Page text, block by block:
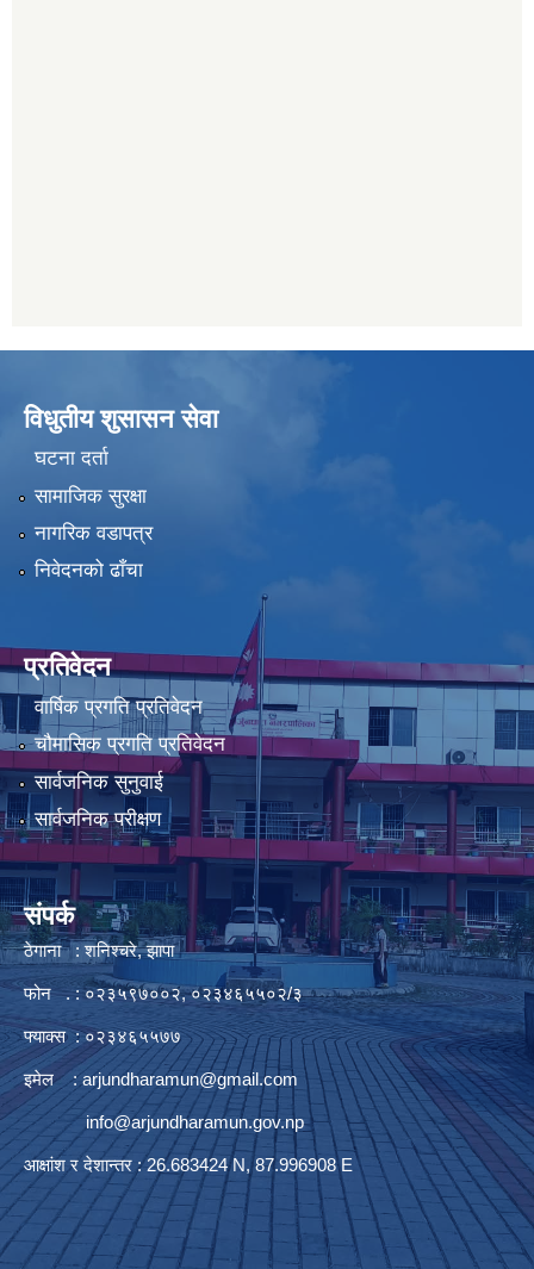
विधुतीय शुसासन सेवा
घटना दर्ता
सामाजिक सुरक्षा
नागरिक वडापत्र
निवेदनको ढाँचा
प्रतिवेदन
वार्षिक प्रगति प्रतिवेदन
चौमासिक प्रगति प्रतिवेदन
सार्वजनिक सुनुवाई
सार्वजनिक परीक्षण
संपर्क
ठेगाना : शनिश्चरे, झापा
फोन . : ०२३५९७००२, ०२३४६५५०२/३
फ्याक्स : ०२३४६५५७७
इमेल :arjundharamun@gmail.com
info@arjundharamun.gov.np
आक्षांश र देशान्तर : 26.683424 N, 87.996908 E